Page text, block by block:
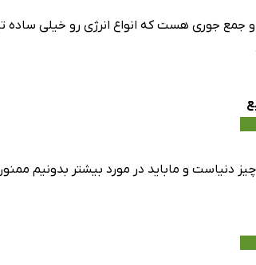
جمع جوری هست که انواع انرژی رو خیلی
دنیاست و ماباید در مورد بیشتر بدونیم